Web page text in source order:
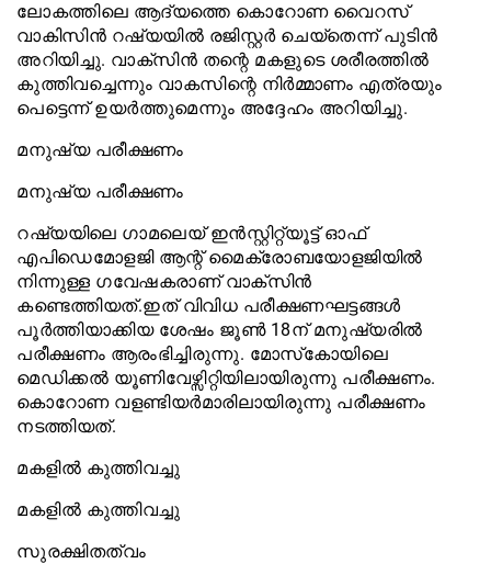
ലോകത്തിലെ ആദ്യത്തെ കൊറോണ വൈറസ്
വാകിസിന്‍ റഷ്യയില്‍ രജിസ്റ്റര്‍ ചെയ്‌തെന്ന് പുടിന്‍
അറിയിച്ചു. വാക്‌സിന്‍ തന്റെ മകളുടെ ശരീരത്തില്‍
കുത്തിവച്ചെന്നും വാകസിന്റെ നിര്‍മ്മാണം എത്രയും
പെട്ടെന്ന് ഉയര്‍ത്തുമെന്നും അദ്ദേഹം അറിയിച്ചു.
മനുഷ്യ പരീക്ഷണം
മനുഷ്യ പരീക്ഷണം
റഷ്യയിലെ ഗാമലെയ് ഇന്‍സ്റ്റിറ്റ്യൂട്ട് ഓഫ്
എപിഡെമോളജി ആന്റ് മൈക്രോബയോളജിയില്‍
നിന്നുള്ള ഗവേഷകരാണ് വാക്സിന്‍
കണ്ടെത്തിയത്.ഇത് വിവിധ പരീക്ഷണഘട്ടങ്ങള്‍
പൂര്‍ത്തിയാക്കിയ ശേഷം ജൂണ്‍ 18ന് മനുഷ്യരില്‍
പരീക്ഷണം ആരംഭിച്ചിരുന്നു. മോസ്‌കോയിലെ
മെഡിക്കല്‍ യൂണിവേഴ്സിറ്റിയിലായിരുന്നു പരീക്ഷണം.
കൊറോണ വളണ്ടിയര്‍മാരിലായിരുന്നു പരീക്ഷണം
നടത്തിയത്.
മകളില്‍ കുത്തിവച്ചു
മകളില്‍ കുത്തിവച്ചു
സുരക്ഷിതത്വം